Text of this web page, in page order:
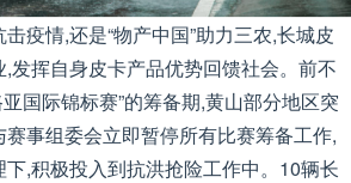
疫情,还是“物产中国”助力三农,长城皮
发挥自身皮卡产品优势回馈社会。前不
国际锦标赛”的筹备期,黄山部分地区突
事组委会立即暂停所有比赛筹备工作,
,积极投入到抗洪抢险工作中。10辆长